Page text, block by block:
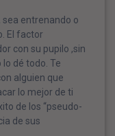
sea entrenando o
El factor
con su pupilo ,sin
dé todo. Te
alguien que
lo mejor de ti
de los “pseudo-
de sus